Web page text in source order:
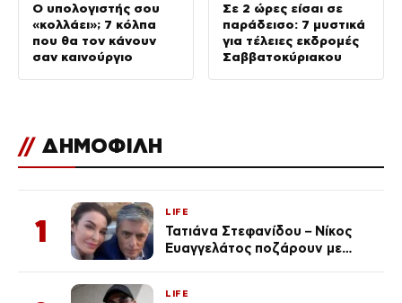
Ο υπολογιστής σου
«κολλάει»; 7 κόλπα
που θα τον κάνουν
σαν καινούργιο
Σε 2 ώρες είσαι σε
παράδεισο: 7 μυστικά
για τέλειες εκδρομές
Σαββατοκύριακου
// ΔΗΜΟΦΙΛΗ
1
LIFE
Τατιάνα Στεφανίδου – Νίκος
Ευαγγελάτος ποζάρουν με
LIFE